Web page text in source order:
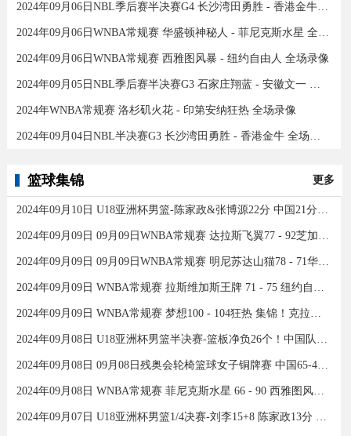
2024年09月06日NBL季后赛半决赛G4 长沙湾田勇胜 - 香港金牛 全场录像
2024年09月06日WNBA常规赛 华盛顿神秘人 - 菲尼克斯水星 全场录像
2024年09月06日WNBA常规赛 西雅图风暴 - 纽约自由人 全场录像
2024年09月05日NBL季后赛半决赛G3 石家庄翔蓝 - 安徽文一 全场录像
2024年WNBA常规赛 洛杉矶火花 - 印第安纳狂热 全场录像
2024年09月04日NBL半决赛G3 长沙湾田勇胜 - 香港金牛 全场录像
篮球集锦 更多
2024年09月10日 U18亚洲杯男篮-陈家政&张博源22分 中国21分大胜约旦夺季军！
2024年09月09日 09月09日WNBA常规赛 达拉斯飞翼77 - 92芝加哥天空 全场集锦
2024年09月09日 09月09日WNBA常规赛 明尼苏达山猫78 - 71华盛顿神秘人 全场集锦
2024年09月09日 WNBA常规赛 拉斯维加斯王牌 71 - 75 纽约自由人 全场集锦
2024年09月09日 WNBA常规赛 梦想100 - 104狂热 集锦！克拉克26分12助
2024年09月08日 U18亚洲杯男篮半决赛-篮板净负26个！中国队不敌新西兰
2024年09月08日 09月08日残奥会轮椅篮球女子铜牌赛 中国65-43加拿大 全场集锦
2024年09月08日 WNBA常规赛 菲尼克斯水星 66 - 90 西雅图风暴 全场集锦
2024年09月07日 U18亚洲杯男篮1/4决赛-刘李15+8 陈家政13分 中国46分大胜印度